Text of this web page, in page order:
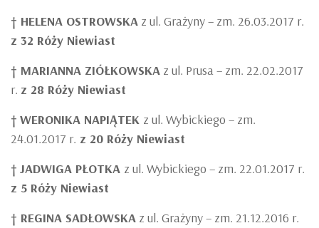
† HELENA OSTROWSKA z ul. Grażyny – zm. 26.03.2017 r.
z 32 Róży Niewiast
† MARIANNA ZIÓŁKOWSKA z ul. Prusa – zm. 22.02.2017
r. z 28 Róży Niewiast
† WERONIKA NAPIĄTEK z ul. Wybickiego – zm.
24.01.2017 r. z 20 Róży Niewiast
† JADWIGA PŁOTKA z ul. Wybickiego – zm. 22.01.2017 r.
z 5 Róży Niewiast
† REGINA SADŁOWSKA z ul. Grażyny – zm. 21.12.2016 r.